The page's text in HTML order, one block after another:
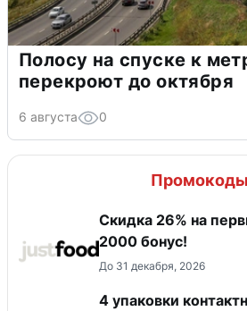
Полосу на спуске к
перекроют до октября
6 августа 0
Промокоды
Скидка 26% на
2000 бонус!
До 31 декабря, 2026
4 упаковки